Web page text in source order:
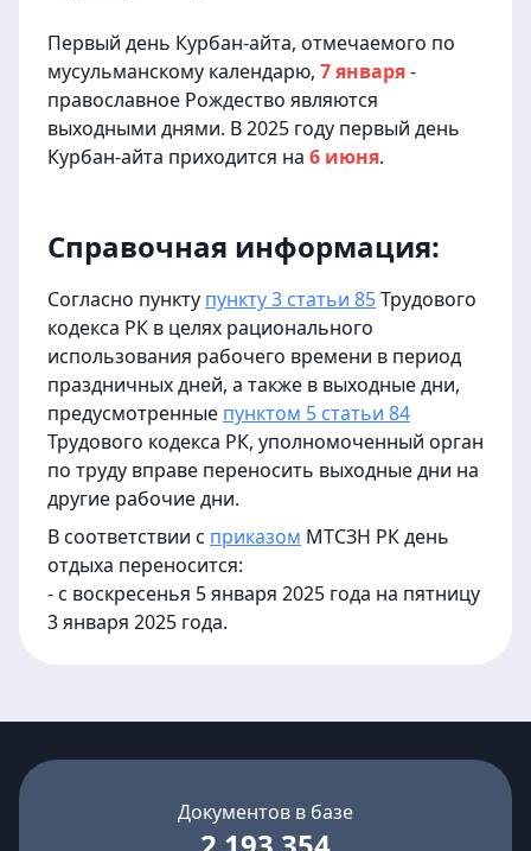
Первый день Курбан-айта, отмечаемого по
мусульманскому календарю, 7 января-
православное Рождество являются
выходными днями. В2025 году первый день
Курбан-айта приходится на 6 июня.
Справочная информация:
Согласно пункту пункту 3 статьи 85Трудового
кодекса РК в целях рационального
использования рабочего времени в период
праздничных дней, а также в выходные дни,
предусмотренные пунктом 5 статьи 84
Трудового кодекса РК, уполномоченный орган
по труду вправе переносить выходные дни на
другие рабочие дни.
В соответствии с приказом МТСЗН РКдень
отдыха переносится:
- с воскресенья 5 января 2025 года на пятницу
3 января 2025 года.
Документов в базе